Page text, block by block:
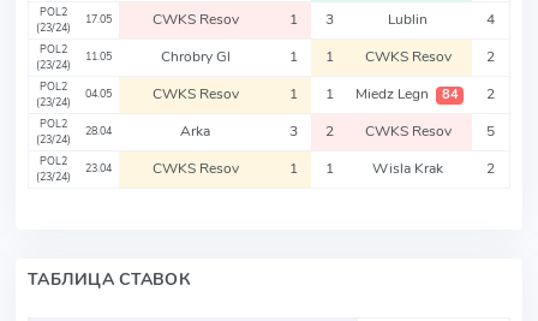
POL2
(23/24)
17.05 CWKS Resov 1 3 Lublin 4
POL2
(23/24)
11.05 Chrobry Gl 1 1 CWKS Resov 2
POL2
(23/24)
04.05 CWKS Resov 1 1 Miedz Legn 84 2
POL2
(23/24)
28.04 Arka 3 2 CWKS Resov 5
POL2
(23/24)
23.04 CWKS Resov 1 1 Wisla Krak 2
ТАБЛИЦА СТАВОК